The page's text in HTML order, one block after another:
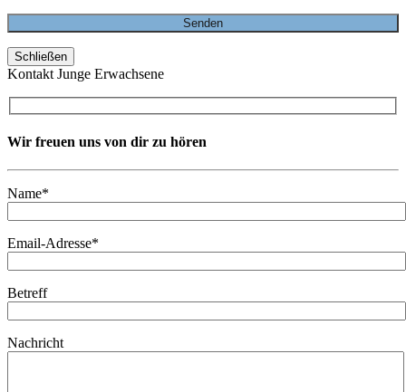
Schließen
Kontakt Junge Erwachsene
Wir freuen uns von dir zu hören
Name*
Email-Adresse*
Betreff
Nachricht